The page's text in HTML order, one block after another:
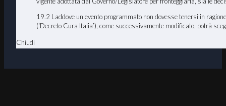
19.2 Laddove un evento programmato non dovesse tenersi in
(‘Decreto Cura Italia’), come successivamente modificato, potrà
Chiudi